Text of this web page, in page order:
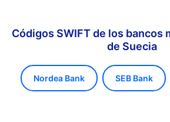
Códigos SWIFT de los bancos
de Suecia
Nordea Bank SEB Bank